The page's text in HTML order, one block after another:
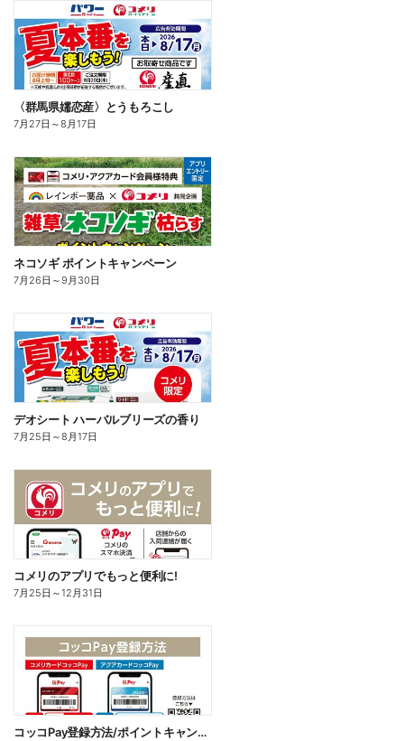
〈群馬県嬬恋産〉とうもろこし
7月27日 ～8月17日
ネコソギ ポイントキャンペーン
7月26日 ～9月30日
デオシート ハーバルブリーズの香り
7月25日 ～8月17日
コメリのアプリでもっと便利に!
7月25日 ～12月31日
コッコPay登録方法/ポイントキャンペーン応募方法